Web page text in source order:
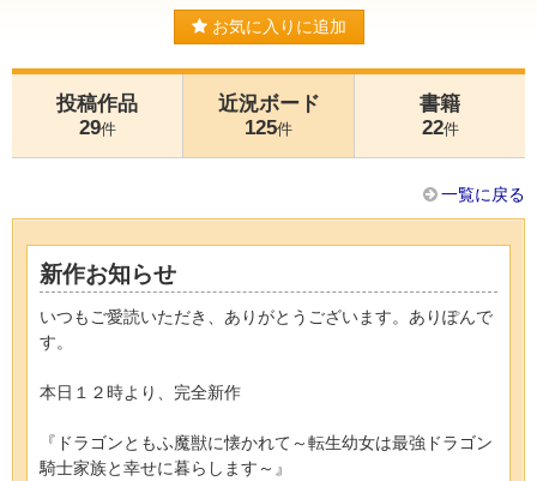
お気に入りに追加
投稿作品
29件
近況ボード
125件
書籍
22件
一覧に戻る
新作お知らせ
いつもご愛読いただき、ありがとうございます。ありぽんで
す。
本日１２時より、完全新作
『ドラゴンともふ魔獣に懐かれて～転生幼女は最強ドラゴン
騎士家族と幸せに暮らします～』